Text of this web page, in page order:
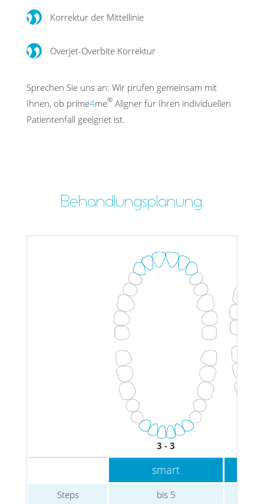
Korrektur der Mittellinie
Overjet-Overbite Korrektur
Sprechen Sie uns an: Wir prüfen gemeinsam mit
Ihnen, ob prime4me® Aligner für Ihren indivi­duellen
Patienten­fall geeignet ist.
Behandlungsplanung.
3 - 3
smart
Steps
bis 5